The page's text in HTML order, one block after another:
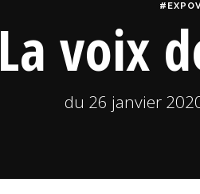
La voix
du 26 janvier